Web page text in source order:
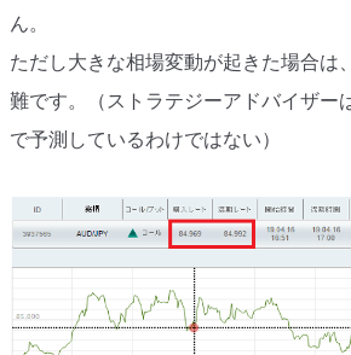
ん。
ただし大きな相場変動が起きた場合は
難です。（ストラテジーアドバイザー
で予測しているわけではない）